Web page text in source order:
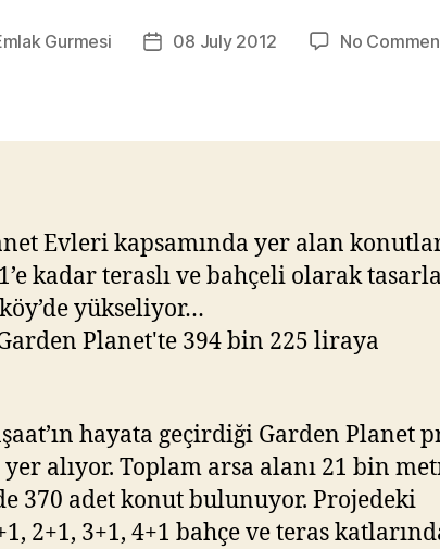
Gurmesi
Post08 July 2012 No
Evleri kapsamında yer alan
kadar teraslı ve bahçeli olarak
yükseliyor…
hayata geçirdiği Garden Planet
yer alıyor. Toplam arsa alanı 21 bin
370 adet konut bulunuyor. Projedeki
2+1, 3+1, 4+1 bahçe ve teras